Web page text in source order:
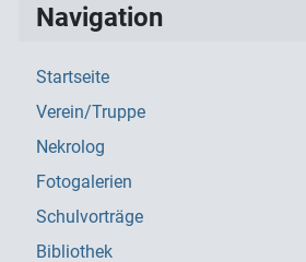
Navigation
Startseite
Verein/Truppe
Nekrolog
Fotogalerien
Schulvorträge
Bibliothek